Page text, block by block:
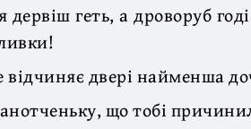
дервіш геть, а дроворуб
відчиняє двері найменша
що тобі